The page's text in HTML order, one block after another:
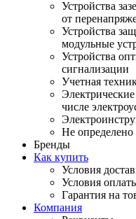
Устройства
от
Устройства
модульные
Устройства
сигнализации
Учетная
числе
Не определено
Бренды
Как купить
Условия
Условия
Гарантия на
Компания